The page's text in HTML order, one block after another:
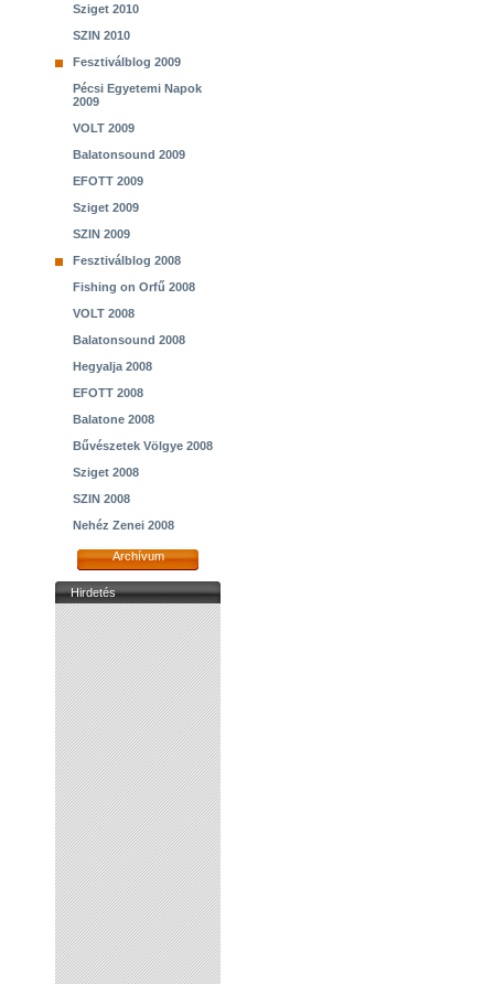
Sziget 2010
SZIN 2010
Fesztiválblog 2009
Pécsi Egyetemi Napok
2009
VOLT 2009
Balatonsound 2009
EFOTT 2009
Sziget 2009
SZIN 2009
Fesztiválblog 2008
Fishing on Orfű 2008
VOLT 2008
Balatonsound 2008
Hegyalja 2008
EFOTT 2008
Balatone 2008
Bűvészetek Völgye 2008
Sziget 2008
SZIN 2008
Nehéz Zenei 2008
Archívum
Hirdetés